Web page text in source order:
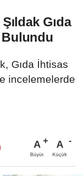
Gıda
Gıda İhtisas
incelemelerde
A
Büyüt
A
Küçült